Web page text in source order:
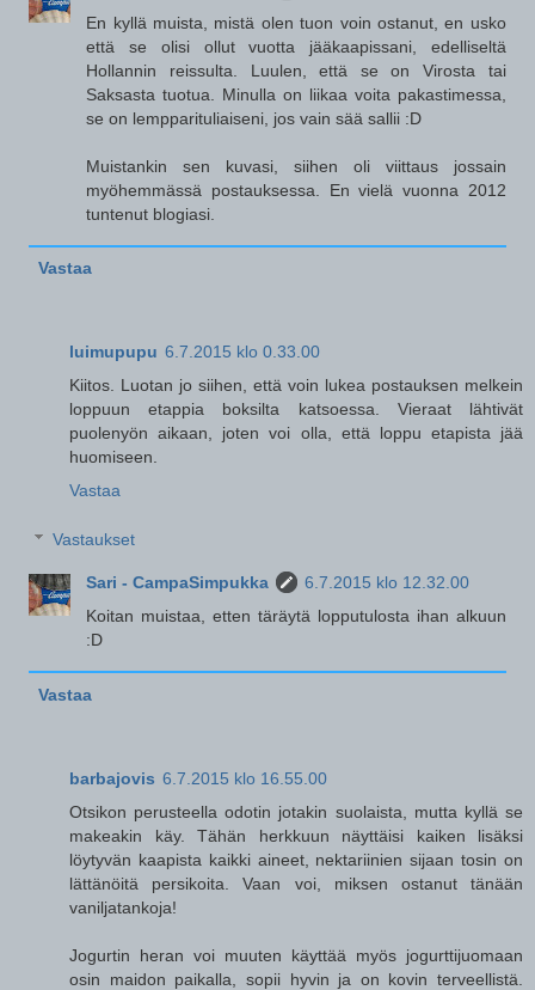
En kyllä muista, mistä olen tuon voin ostanut, en usko
että se olisi ollut vuotta jääkaapissani, edelliseltä
Hollannin reissulta. Luulen, että se on Virosta tai
Saksasta tuotua. Minulla on liikaa voita pakastimessa,
se on lempparituliaiseni, jos vain sää sallii :D
Muistankin sen kuvasi, siihen oli viittaus jossain
myöhemmässä postauksessa. En vielä vuonna 2012
tuntenut blogiasi.
Vastaa
luimupupu 6.7.2015 klo 0.33.00
Kiitos. Luotan jo siihen, että voin lukea postauksen melkein
loppuun etappia boksilta katsoessa. Vieraat lähtivät
puolenyön aikaan, joten voi olla, että loppu etapista jää
huomiseen.
Vastaa
Vastaukset
Sari - CampaSimpukka
6.7.2015 klo 12.32.00
Koitan muistaa, etten täräytä lopputulosta ihan alkuun
:D
Vastaa
barbajovis 6.7.2015 klo 16.55.00
Otsikon perusteella odotin jotakin suolaista, mutta kyllä se
makeakin käy. Tähän herkkuun näyttäisi kaiken lisäksi
löytyvän kaapista kaikki aineet, nektariinien sijaan tosin on
lättänöitä persikoita. Vaan voi, miksen ostanut tänään
vaniljatankoja!
Jogurtin heran voi muuten käyttää myös jogurttijuomaan
osin maidon paikalla, sopii hyvin ja on kovin terveellistä.